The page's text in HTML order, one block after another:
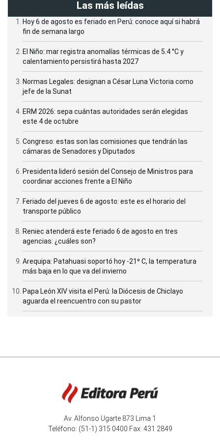
Las más leídas
Hoy 6 de agosto es feriado en Perú: conoce aquí si habrá
fin de semana largo
El Niño: mar registra anomalías térmicas de 5.4 °C y
calentamiento persistirá hasta 2027
Normas Legales: designan a César Luna Victoria como
jefe de la Sunat
ERM 2026: sepa cuántas autoridades serán elegidas
este 4 de octubre
Congreso: estas son las comisiones que tendrán las
cámaras de Senadores y Diputados
Presidenta lideró sesión del Consejo de Ministros para
coordinar acciones frente a El Niño
Feriado del jueves 6 de agosto: este es el horario del
transporte público
Reniec atenderá este feriado 6 de agosto en tres
agencias: ¿cuáles son?
Arequipa: Patahuasi soportó hoy -21⁰ C, la temperatura
más baja en lo que va del invierno
Papa León XIV visita el Perú: la Diócesis de Chiclayo
aguarda el reencuentro con su pastor
Av. Alfonso Ugarte 873 Lima 1
Teléfono: (51-1) 315 0400 Fax: 431 2849